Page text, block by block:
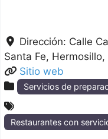
Dirección: Calle
Santa Fe Hermosillo
Sitio web
Servicios de
Restaurantes con